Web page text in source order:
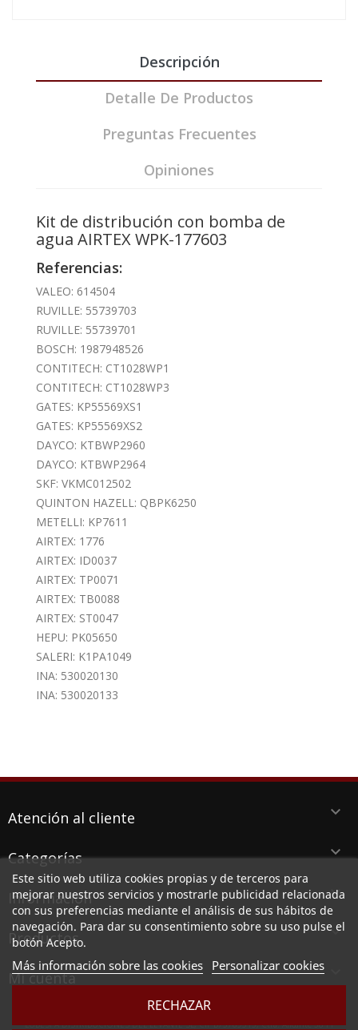
Descripción
Detalle De Productos
Preguntas Frecuentes
Opiniones
Kit de distribución con bomba de
agua AIRTEX WPK-177603
Referencias:
VALEO: 614504
RUVILLE: 55739703
RUVILLE: 55739701
BOSCH: 1987948526
CONTITECH: CT1028WP1
CONTITECH: CT1028WP3
GATES: KP55569XS1
GATES: KP55569XS2
DAYCO: KTBWP2960
DAYCO: KTBWP2964
SKF: VKMC012502
QUINTON HAZELL: QBPK6250
METELLI: KP7611
AIRTEX: 1776
AIRTEX: ID0037
AIRTEX: TP0071
AIRTEX: TB0088
AIRTEX: ST0047
HEPU: PK05650
SALERI: K1PA1049
INA: 530020130
INA: 530020133
Atención al cliente keyboard_arrow_down
Categorías keyboard_arrow_down
Información keyboard_arrow_down
Productos keyboard_arrow_down
Mi cuenta
Este sitio web utiliza cookies propias y de terceros para
mejorar nuestros servicios y mostrarle publicidad relacionada
con sus preferencias mediante el análisis de sus hábitos de
navegación. Para dar su consentimiento sobre su uso pulse el
botón Acepto.
Más información sobre las cookies Personalizar cookies
RECHAZAR
LUBESPA DISTRIBUCIONES DEL LEVANTE SL, CIF B73789513, Ctra. Alicante 38 PI